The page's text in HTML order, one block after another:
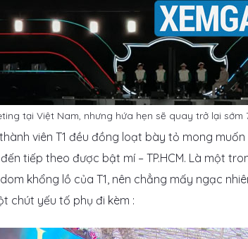
tại Việt Nam, nhưng hứa hẹn sẽ quay trở lại sớm
viên T1 đều đồng loạt bày tỏ mong
tiếp theo được bật mí – TP.HCM. Là một
khổng lồ của T1, nên chẳng mấy ngạc
chút yếu tố phụ đi kèm :